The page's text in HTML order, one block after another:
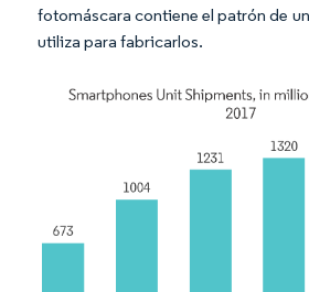
fotomáscara contiene el patrón de
utiliza para fabricarlos.